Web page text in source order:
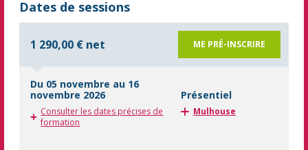
Dates de sessions
Du 05 novembre au 16
novembre 2026
Consulter les dates précises de
formation
Présentiel
Mulhouse
1 290,00 € net ME PRÉ-INSCRIRE